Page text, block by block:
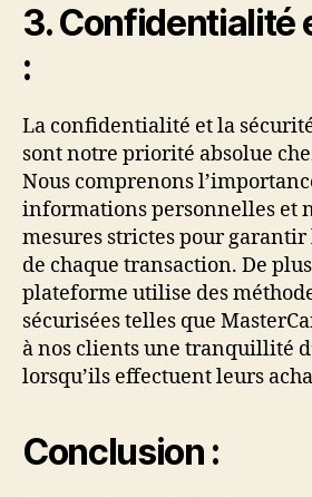
3. Confidentialité
:
La confidentialité et la
sont notre priorité absolue
Nous comprenons
informations personnelles et
mesures strictes pour
de chaque transaction. De
plateforme utilise des
sécurisées telles que
à nos clients une tranquillité
lorsqu’ils effectuent leurs
Conclusion :